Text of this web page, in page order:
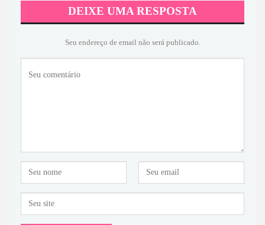
DEIXE UMA RESPOSTA
Seu endereço de email não será publicado.